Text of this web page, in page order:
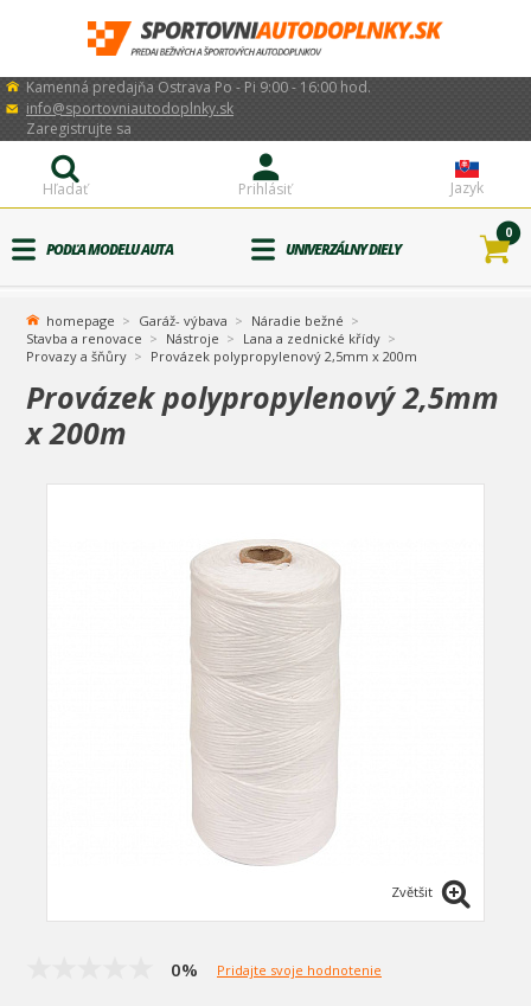
Kamenná predajňa Ostrava Po - Pi 9:00 - 16:00 hod.
info@sportovniautodoplnky.sk
Jazyk
Prihlásiť
Zaregistrujte sa
Hľadať
PODĽA MODELU AUTA UNIVERZÁLNY DIELY
0
homepage Garáž- výbava
Náradie bežné
Stavba a renovace
Nástroje
Lana a zednické křídy
Provazy a šňůry
Provázek polypropylenový 2,5mm x 200m
Provázek polypropylenový 2,5mm
x 200m
Zvětšit
0% Pridajte svoje hodnotenie